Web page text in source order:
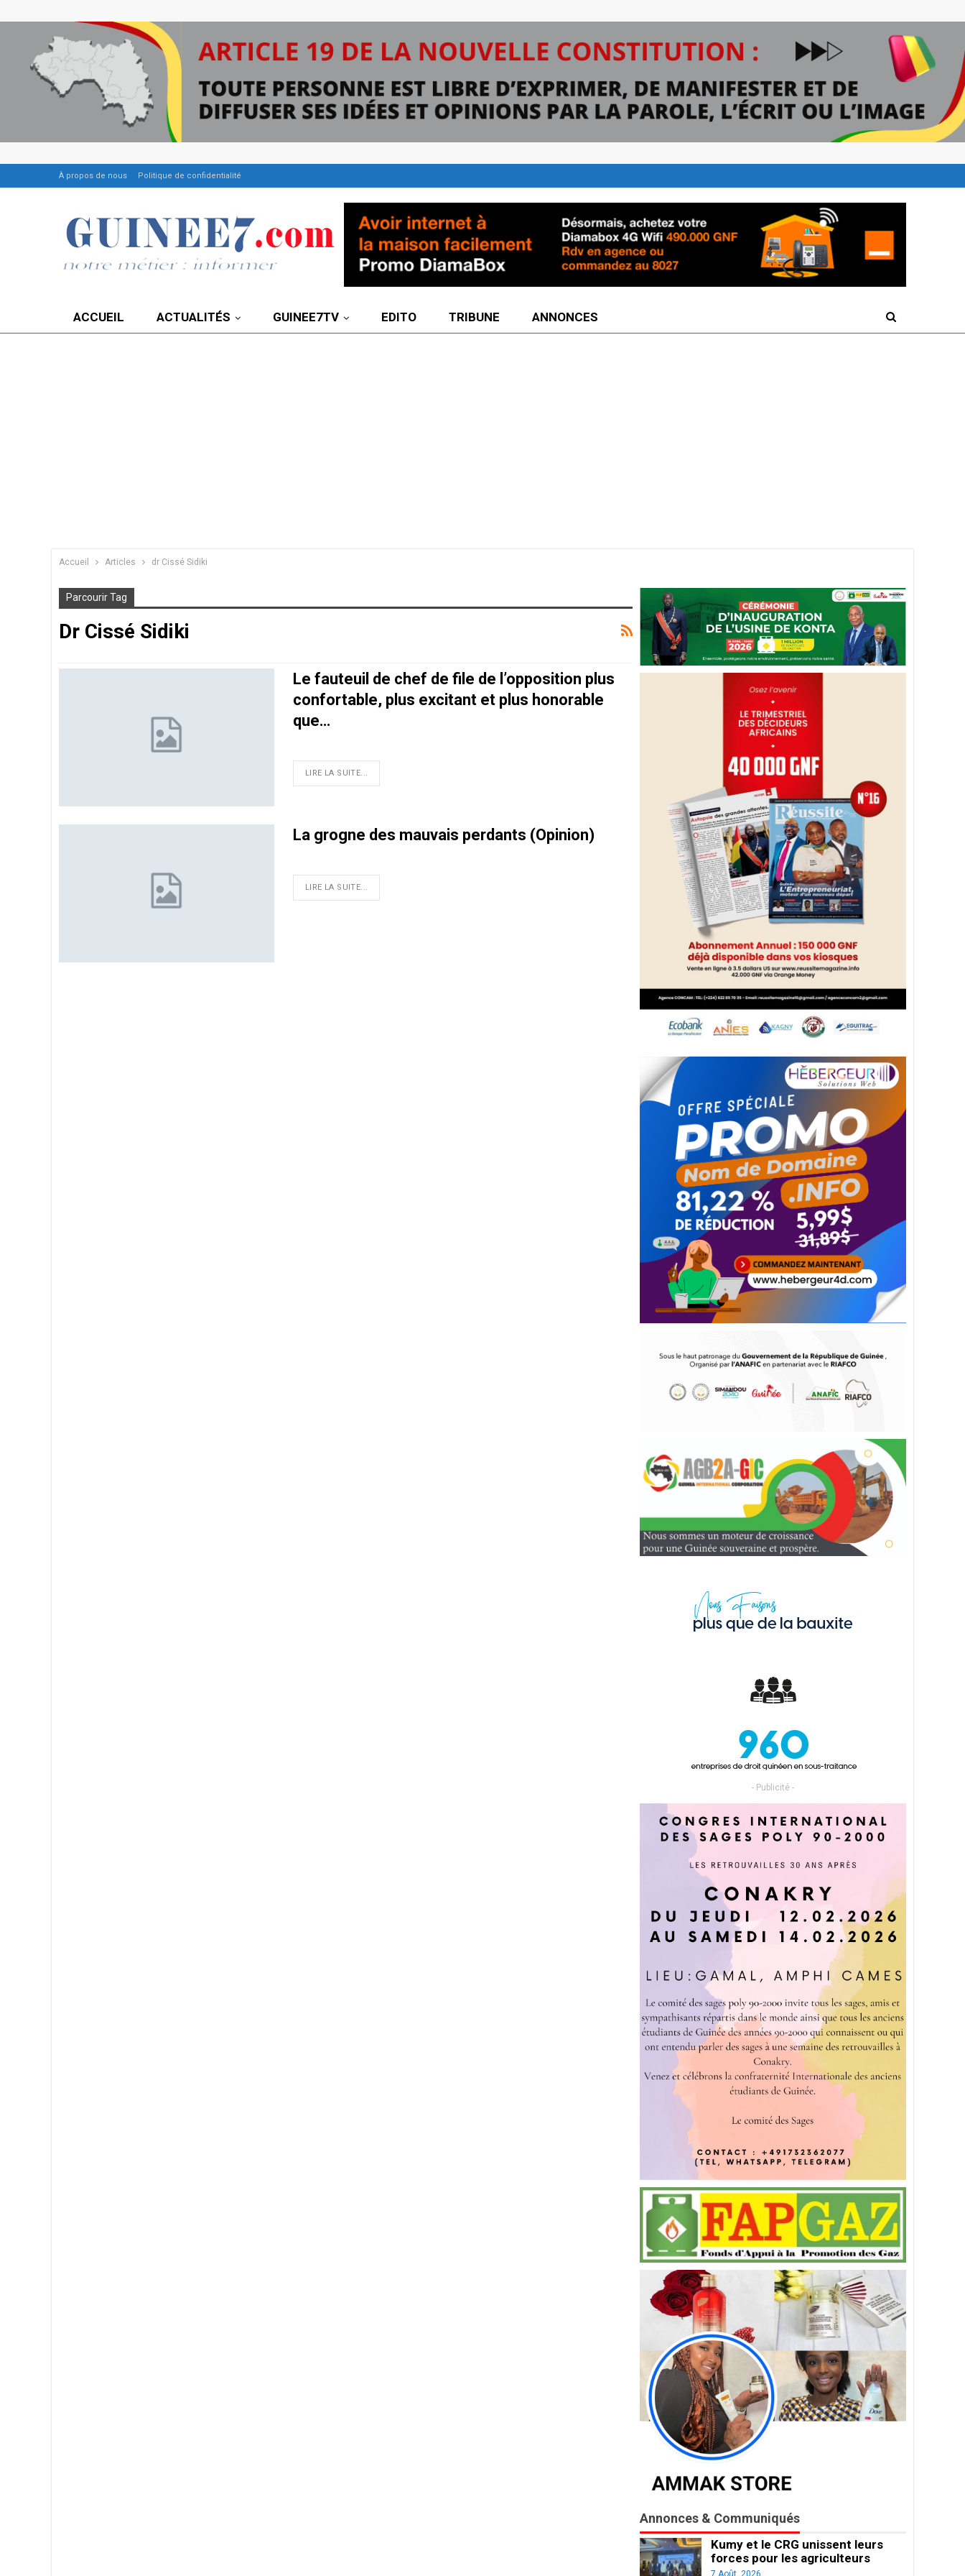
À propos de nous Politique de confidentialité
ACCUEIL ACTUALITÉS GUINEE7TV EDITO TRIBUNE ANNONCES
Accueil Articles dr Cissé Sidiki
Parcourir Tag
Dr Cissé Sidiki
Le fauteuil de chef de file de l’opposition plus
confortable, plus excitant et plus honorable
que…
LIRE LA SUITE...
La grogne des mauvais perdants (Opinion)
LIRE LA SUITE...
- Publicité -
Annonces & Communiqués
Kumy et le CRG unissent leurs
forces pour les agriculteurs